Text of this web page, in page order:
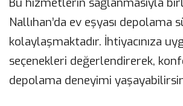
Nallıhan’da ev eşyası depolama
kolaylaşmaktadır. İhtiyacınıza
seçenekleri değerlendirerek,
depolama deneyimi